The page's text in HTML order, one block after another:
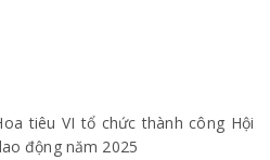
tiêu VI tổ chức thành công Hội
động năm 2025